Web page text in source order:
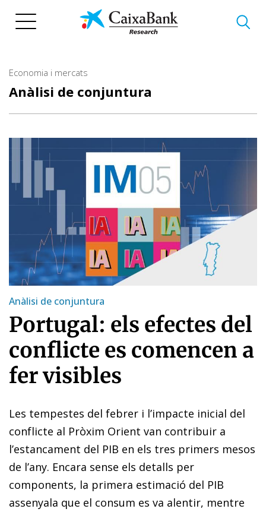
Economia i mercats
Anàlisi de conjuntura
Anàlisi de conjuntura
Portugal: els efectes del
conflicte es comencen a
fer visibles
Les tempestes del febrer i l’impacte inicial del
conflicte al Pròxim Orient van contribuir a
l’estancament del PIB en els tres primers mesos
de l’any. Encara sense els detalls per
components, la primera estimació del PIB
assenyala que el consum es va alentir, mentre